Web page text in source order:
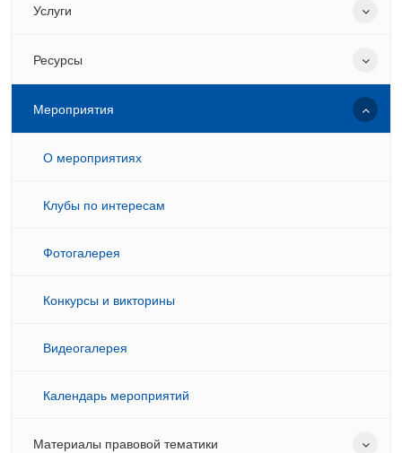
Услуги
Ресурсы
Мероприятия
О мероприятиях
Клубы по интересам
Фотогалерея
Конкурсы и викторины
Видеогалерея
Календарь мероприятий
Материалы правовой тематики